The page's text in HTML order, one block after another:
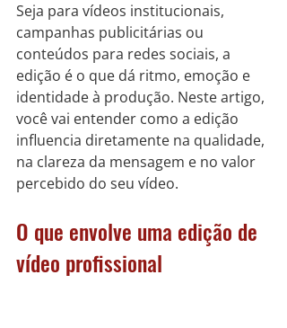
Seja para vídeos institucionais,
campanhas publicitárias ou
conteúdos para redes sociais, a
edição é o que dá ritmo, emoção e
identidade à produção. Neste artigo,
você vai entender como a edição
influencia diretamente na qualidade,
na clareza da mensagem e no valor
percebido do seu vídeo.
O que envolve uma edição de
vídeo profissional